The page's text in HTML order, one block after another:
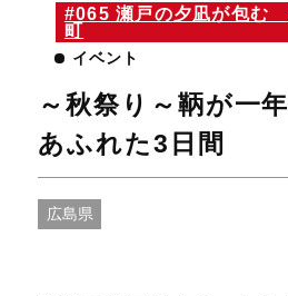
#065 瀬戸の夕凪が包む
町
イベント
～秋祭り～鞆が一
あふれた3日間
広島県